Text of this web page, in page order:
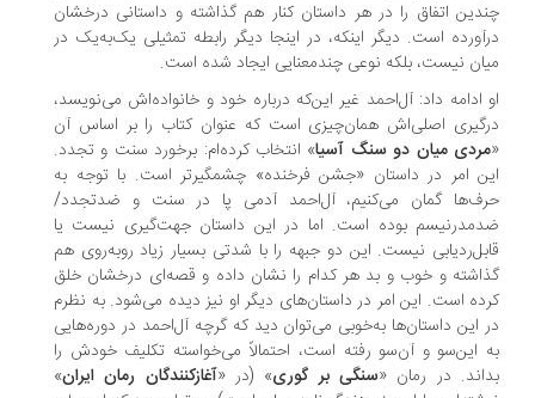
اتفاق را در هر داستان کنار هم گذاشته و داستانی درخشان
است. دیگر اینکه، در اینجا دیگر رابطه‌ تمثیلی یک‌به‌یک در
نیست، بلکه نوعی چندمعنایی ایجاد شده است.
ادامه داد: آل‌احمد غیر این‌که درباره‌ خود و خانواده‌اش می‌نویسد،
اصلی‌اش همان‌چیزی است که عنوان کتاب را بر اساس آن
میان دو سنگ آسیا» انتخاب کرده‌ام: برخورد سنت و تجدد.
امر در داستان «جشن فرخنده» چشمگیرتر است. با توجه به
گمان می‌کنیم، آل‌احمد آدمی پا در سنت و ضدتجدد/
بوده است. اما در این داستان جهت‌گیری نیست یا
نیست. این دو جبهه‌ را با شدتی بسیار زیاد روبه‌روی هم
و خوب و بد هر کدام را نشان داده و قصه‌ای درخشان خلق
است. این امر در داستان‌های دیگر او نیز دیده می‌شود. به نظرم
این داستان‌ها به‌خوبی می‌توان دید که گرچه آل‌احمد در دوره‌هایی
این‌سو و آن‌سو رفته است، احتمالاً می‌خواسته تکلیف خودش را
در رمان « سنگی‌ بر گوری» (در « آغازکنندگان رمان ایران»